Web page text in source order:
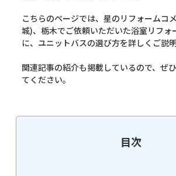
こちらのページでは、星のリフォームコ
城)、栃木でご依頼いただいた浴室リフォ
に、ユニットバスの選び方を詳しくご説明
関連記事の紹介も掲載しているので、ぜ
てください。
目次